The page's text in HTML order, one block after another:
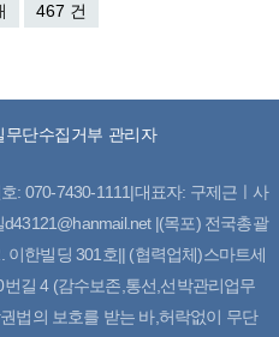
467 건
무단수집거부 관리자
: 070-7430-1111|대표자: 구제근ㅣ사
|(목포) 전국총괄
이한빌딩 301호|| (협력업체)스마트세
길 4 (감수보존,통선,선박관리업무
법의 보호를 받는 바,허락없이 무단